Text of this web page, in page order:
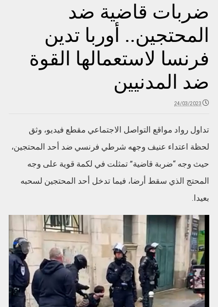
ضربات قاضية ضد
المحتجين.. أوربا تدين
فرنسا لاستعمالها القوة
ضد المدنيين
24/03/2023
تداول رواد مواقع التواصل الاجتماعي مقطع فيديو، وثق
لحظة اعتداء عنيف وجهه شرطي فرنسي ضد أحد المحتجين،
حيث وجه “ضربة قاضية” تمثلت في لكمة قوية على وجه
المحتج الذي سقط أرضا، فيما تدخل أحد المحتجين لسحبه
بعيدا.